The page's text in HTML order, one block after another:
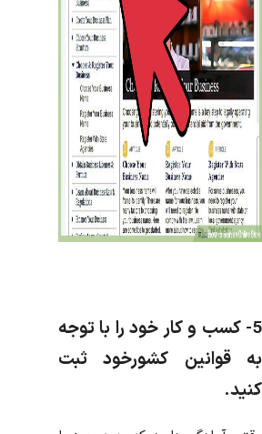
5- کسب و کار خود را با توجه
قوانین کشورخود ثبت